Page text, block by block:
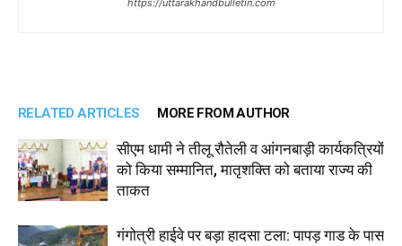
https://uttarakhandbulletin.com
RELATED ARTICLES MORE FROM AUTHOR
सीएम धामी ने तीलू रौतेली व आंगनबाड़ी कार्यकत्रियों
को किया सम्मानित, मातृशक्ति को बताया राज्य की
ताकत
गंगोत्री हाईवे पर बड़ा हादसा टला: पापड़ गाड के पास